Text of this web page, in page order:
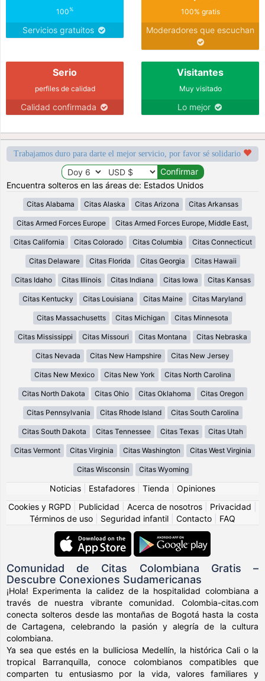
100%
Servicios gratuitos
100% gratis
Moderadores que escuchan
Serio
perfiles de calidad
Calidad confirmada
Visitantes
Muy visitado
Lo mejor
Trabajamos duro para darte el mejor servicio, por favor sé solidario
Encuentra solteros en las áreas de: Estados Unidos
Citas Alabama Citas Alaska Citas Arizona Citas Arkansas
Citas Armed Forces Europe Citas Armed Forces Europe, Middle East,
Citas California Citas Colorado Citas Columbia Citas Connecticut
Citas Delaware Citas Florida Citas Georgia Citas Hawaii
Citas Idaho Citas Illinois Citas Indiana Citas Iowa Citas Kansas
Citas Kentucky Citas Louisiana Citas Maine Citas Maryland
Citas Massachusetts Citas Michigan Citas Minnesota
Citas Mississippi Citas Missouri Citas Montana Citas Nebraska
Citas Nevada Citas New Hampshire Citas New Jersey
Citas New Mexico Citas New York Citas North Carolina
Citas North Dakota Citas Ohio Citas Oklahoma Citas Oregon
Citas Pennsylvania Citas Rhode Island Citas South Carolina
Citas South Dakota Citas Tennessee Citas Texas Citas Utah
Citas Vermont Citas Virginia Citas Washington Citas West Virginia
Citas Wisconsin Citas Wyoming
Noticias Estafadores Tienda
Opiniones
Cookies y RGPD
Publicidad Acerca de nosotros Privacidad
Términos de uso
Seguridad infantil Contacto FAQ
Comunidad de Citas Colombiana Gratis –
Descubre Conexiones Sudamericanas
¡Hola! Experimenta la calidez de la hospitalidad colombiana a
través de nuestra vibrante comunidad. Colombia-citas.com
conecta solteros desde las montañas de Bogotá hasta la costa
de Cartagena, celebrando la pasión y alegría de la cultura
colombiana.
Ya sea que estés en la bulliciosa Medellín, la histórica Cali o la
tropical Barranquilla, conoce colombianos compatibles que
comparten tu entusiasmo por la vida, valores familiares y